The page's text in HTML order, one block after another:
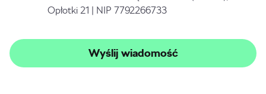
Opłotki 21 | NIP 7792266733